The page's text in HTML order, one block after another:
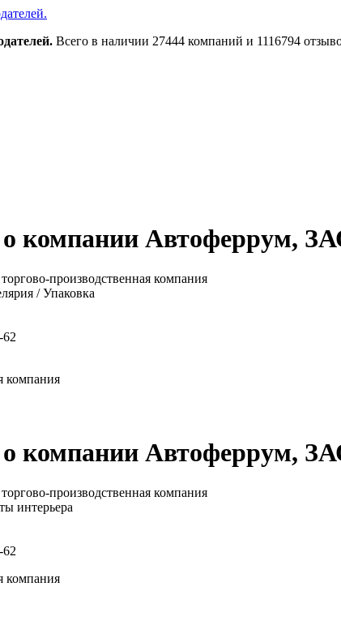
Всего в наличии 27444 компаний и 1116794
компании Автоферрум,
производственная компания
/ Упаковка
62
компания
компании Автоферрум,
производственная компания
интерьера
62
компания